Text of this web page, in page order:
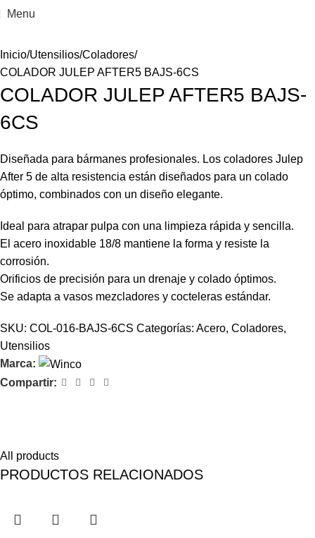
Menu
Inicio Utensilios Coladores
COLADOR JULEP AFTER5 BAJS-6CS
COLADOR JULEP AFTER5 BAJS-
6CS
Diseñada para bármanes profesionales. Los coladores Julep
After 5 de alta resistencia están diseñados para un colado
óptimo, combinados con un diseño elegante.
Ideal para atrapar pulpa con una limpieza rápida y sencilla.
El acero inoxidable 18/8 mantiene la forma y resiste la
corrosión.
Orificios de precisión para un drenaje y colado óptimos.
Se adapta a vasos mezcladores y cocteleras estándar.
SKU: COL-016-BAJS-6CS Categorías: Acero, Coladores,
Utensilios
Marca:
Compartir:
All products
PRODUCTOS RELACIONADOS